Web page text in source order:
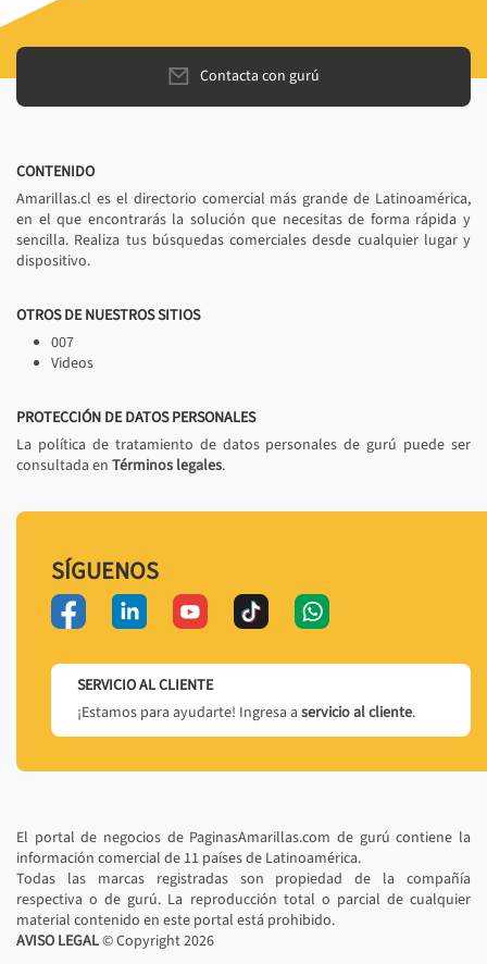
Contacta con gurú
CONTENIDO
Amarillas.cl es el directorio comercial más grande de Latinoamérica,
en el que encontrarás la solución que necesitas de forma rápida y
sencilla. Realiza tus búsquedas comerciales desde cualquier lugar y
dispositivo.
OTROS DE NUESTROS SITIOS
007
Videos
PROTECCIÓN DE DATOS PERSONALES
La política de tratamiento de datos personales de gurú puede ser
consultada en Términos legales.
SÍGUENOS
SERVICIO AL CLIENTE
¡Estamos para ayudarte! Ingresa a servicio al cliente.
El portal de negocios de PaginasAmarillas.com de gurú contiene la
información comercial de 11 países de Latinoamérica.
Todas las marcas registradas son propiedad de la compañía
respectiva o de gurú. La reproducción total o parcial de cualquier
material contenido en este portal está prohibido.
AVISO LEGAL© Copyright2026